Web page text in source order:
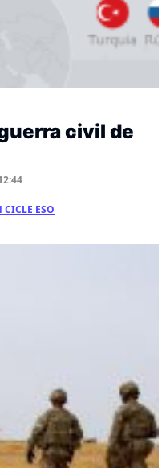
civil de
CICLE ESO